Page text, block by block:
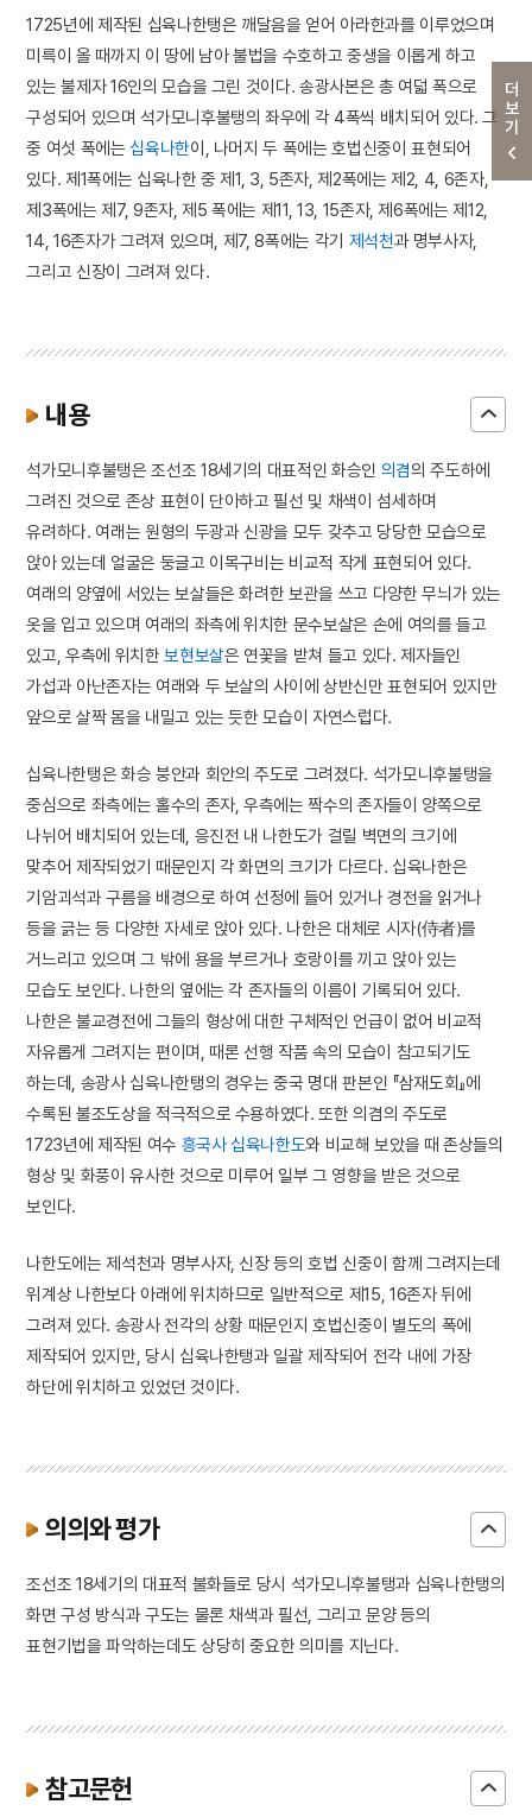
더보기
1725년에 제작된 십육나한탱은 깨달음을 얻어 아라한과를 이루었으며
미륵이 올 때까지 이 땅에 남아 불법을 수호하고 중생을 이롭게 하고
있는 불제자 16인의 모습을 그린 것이다. 송광사본은 총 여덟 폭으로
구성되어 있으며 석가모니후불탱의 좌우에 각 4폭씩 배치되어 있다. 그
중 여섯 폭에는 십육나한이, 나머지 두 폭에는 호법신중이 표현되어
있다. 제1폭에는 십육나한 중 제1, 3, 5존자, 제2폭에는 제2, 4, 6존자,
제3폭에는 제7, 9존자, 제5 폭에는 제11, 13, 15존자, 제6폭에는 제12,
14, 16존자가 그려져 있으며, 제7, 8폭에는 각기 제석천과 명부사자,
그리고 신장이 그려져 있다.
내용
석가모니후불탱은 조선조 18세기의 대표적인 화승인 의겸의 주도하에
그려진 것으로 존상 표현이 단아하고 필선 및 채색이 섬세하며
유려하다. 여래는 원형의 두광과 신광을 모두 갖추고 당당한 모습으로
앉아 있는데 얼굴은 둥글고 이목구비는 비교적 작게 표현되어 있다.
여래의 양옆에 서있는 보살들은 화려한 보관을 쓰고 다양한 무늬가 있는
옷을 입고 있으며 여래의 좌측에 위치한 문수보살은 손에 여의를 들고
있고, 우측에 위치한 보현보살은 연꽃을 받쳐 들고 있다. 제자들인
가섭과 아난존자는 여래와 두 보살의 사이에 상반신만 표현되어 있지만
앞으로 살짝 몸을 내밀고 있는 듯한 모습이 자연스럽다.
십육나한탱은 화승 붕안과 회안의 주도로 그려졌다. 석가모니후불탱을
중심으로 좌측에는 홀수의 존자, 우측에는 짝수의 존자들이 양쪽으로
나뉘어 배치되어 있는데, 응진전 내 나한도가 걸릴 벽면의 크기에
맞추어 제작되었기 때문인지 각 화면의 크기가 다르다. 십육나한은
기암괴석과 구름을 배경으로 하여 선정에 들어 있거나 경전을 읽거나
등을 긁는 등 다양한 자세로 앉아 있다. 나한은 대체로 시자(侍者)를
거느리고 있으며 그 밖에 용을 부르거나 호랑이를 끼고 앉아 있는
모습도 보인다. 나한의 옆에는 각 존자들의 이름이 기록되어 있다.
나한은 불교경전에 그들의 형상에 대한 구체적인 언급이 없어 비교적
자유롭게 그려지는 편이며, 때론 선행 작품 속의 모습이 참고되기도
하는데, 송광사 십육나한탱의 경우는 중국 명대 판본인 『삼재도회』에
수록된 불조도상을 적극적으로 수용하였다. 또한 의겸의 주도로
1723년에 제작된 여수 흥국사 십육나한도와 비교해 보았을 때 존상들의
형상 및 화풍이 유사한 것으로 미루어 일부 그 영향을 받은 것으로
보인다.
나한도에는 제석천과 명부사자, 신장 등의 호법 신중이 함께 그려지는데
위계상 나한보다 아래에 위치하므로 일반적으로 제15, 16존자 뒤에
그려져 있다. 송광사 전각의 상황 때문인지 호법신중이 별도의 폭에
제작되어 있지만, 당시 십육나한탱과 일괄 제작되어 전각 내에 가장
하단에 위치하고 있었던 것이다.
의의와 평가
조선조 18세기의 대표적 불화들로 당시 석가모니후불탱과 십육나한탱의
화면 구성 방식과 구도는 물론 채색과 필선, 그리고 문양 등의
표현기법을 파악하는데도 상당히 중요한 의미를 지닌다.
참고문헌